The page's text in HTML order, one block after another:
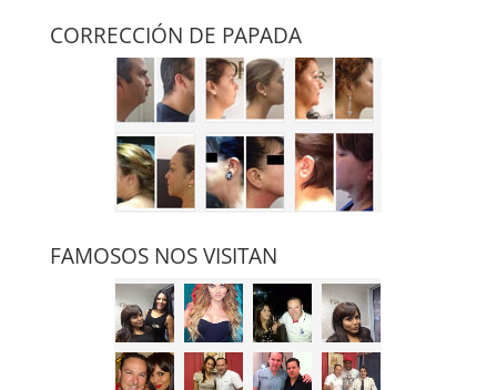
CORRECCIÓN DE PAPADA
FAMOSOS NOS VISITAN